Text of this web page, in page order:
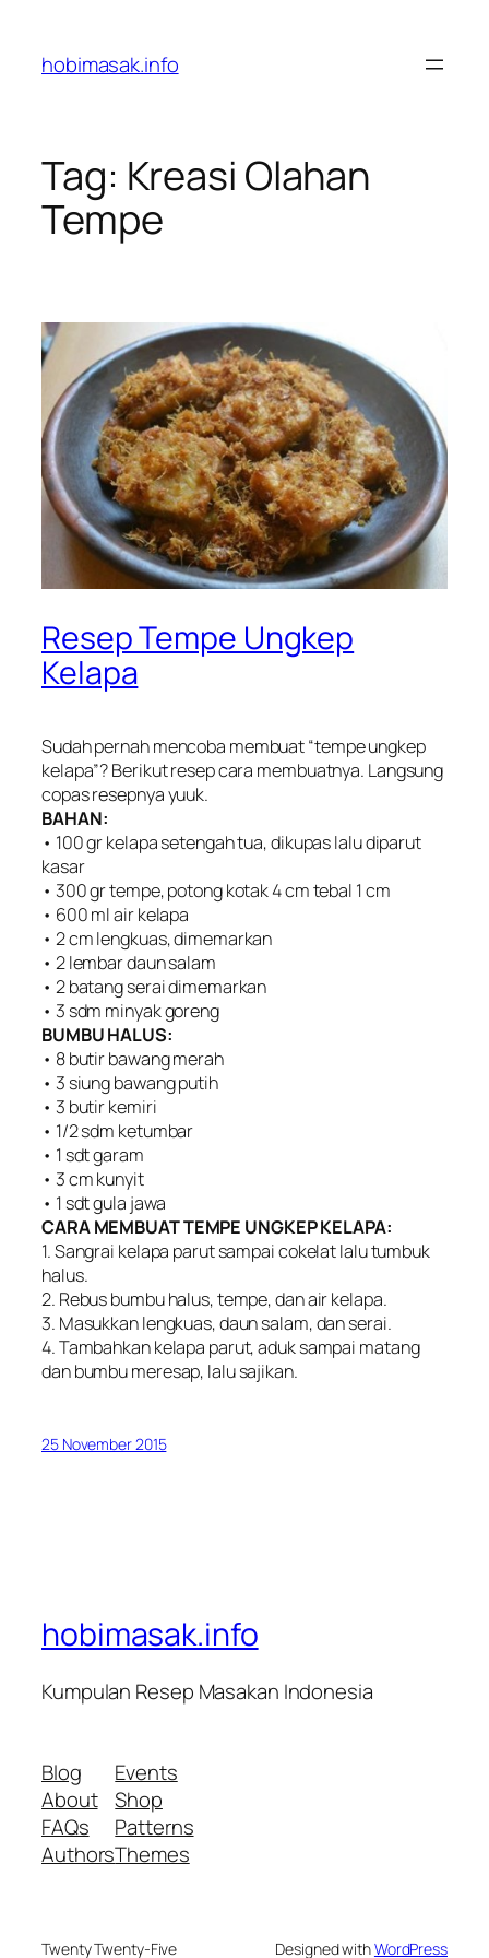
content
hobimasak.info
Tag: Kreasi Olahan
Tempe
Resep Tempe Ungkep
Kelapa
Sudah pernah mencoba membuat “tempe ungkep
kelapa”? Berikut resep cara membuatnya. Langsung
copas resepnya yuuk.
BAHAN:
• 100 gr kelapa setengah tua, dikupas lalu diparut
kasar
• 300 gr tempe, potong kotak 4 cm tebal 1 cm
• 600 ml air kelapa
• 2 cm lengkuas, dimemarkan
• 2 lembar daun salam
• 2 batang serai dimemarkan
• 3 sdm minyak goreng
BUMBU HALUS:
• 8 butir bawang merah
• 3 siung bawang putih
• 3 butir kemiri
• 1/2 sdm ketumbar
• 1 sdt garam
• 3 cm kunyit
• 1 sdt gula jawa
CARA MEMBUAT TEMPE UNGKEP KELAPA:
1. Sangrai kelapa parut sampai cokelat lalu tumbuk
halus.
2. Rebus bumbu halus, tempe, dan air kelapa.
3. Masukkan lengkuas, daun salam, dan serai.
4. Tambahkan kelapa parut, aduk sampai matang
dan bumbu meresap, lalu sajikan.
25 November 2015
hobimasak.info
Kumpulan Resep Masakan Indonesia
Blog
About
FAQs
Authors
Events
Shop
Patterns
Themes
Twenty Twenty-Five Designed withWordPress